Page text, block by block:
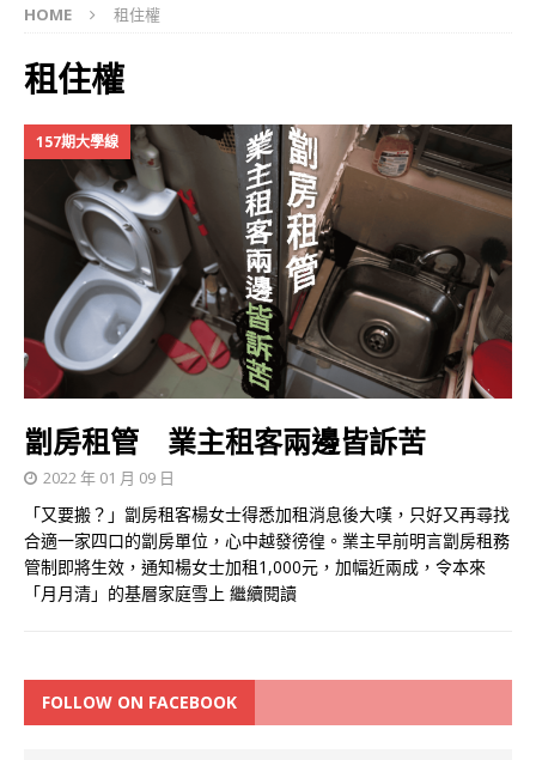
HOME 租住權
租住權
157期大學線
劏房租管 業主租客兩邊皆訴苦
2022 年 01 月 09 日
「又要搬？」劏房租客楊女士得悉加租消息後大嘆，只好又再尋找
合適一家四口的劏房單位，心中越發徬徨。業主早前明言劏房租務
管制即將生效，通知楊女士加租1,000元，加幅近兩成，令本來
「月月清」的基層家庭雪上 繼續閱讀
FOLLOW ON FACEBOOK